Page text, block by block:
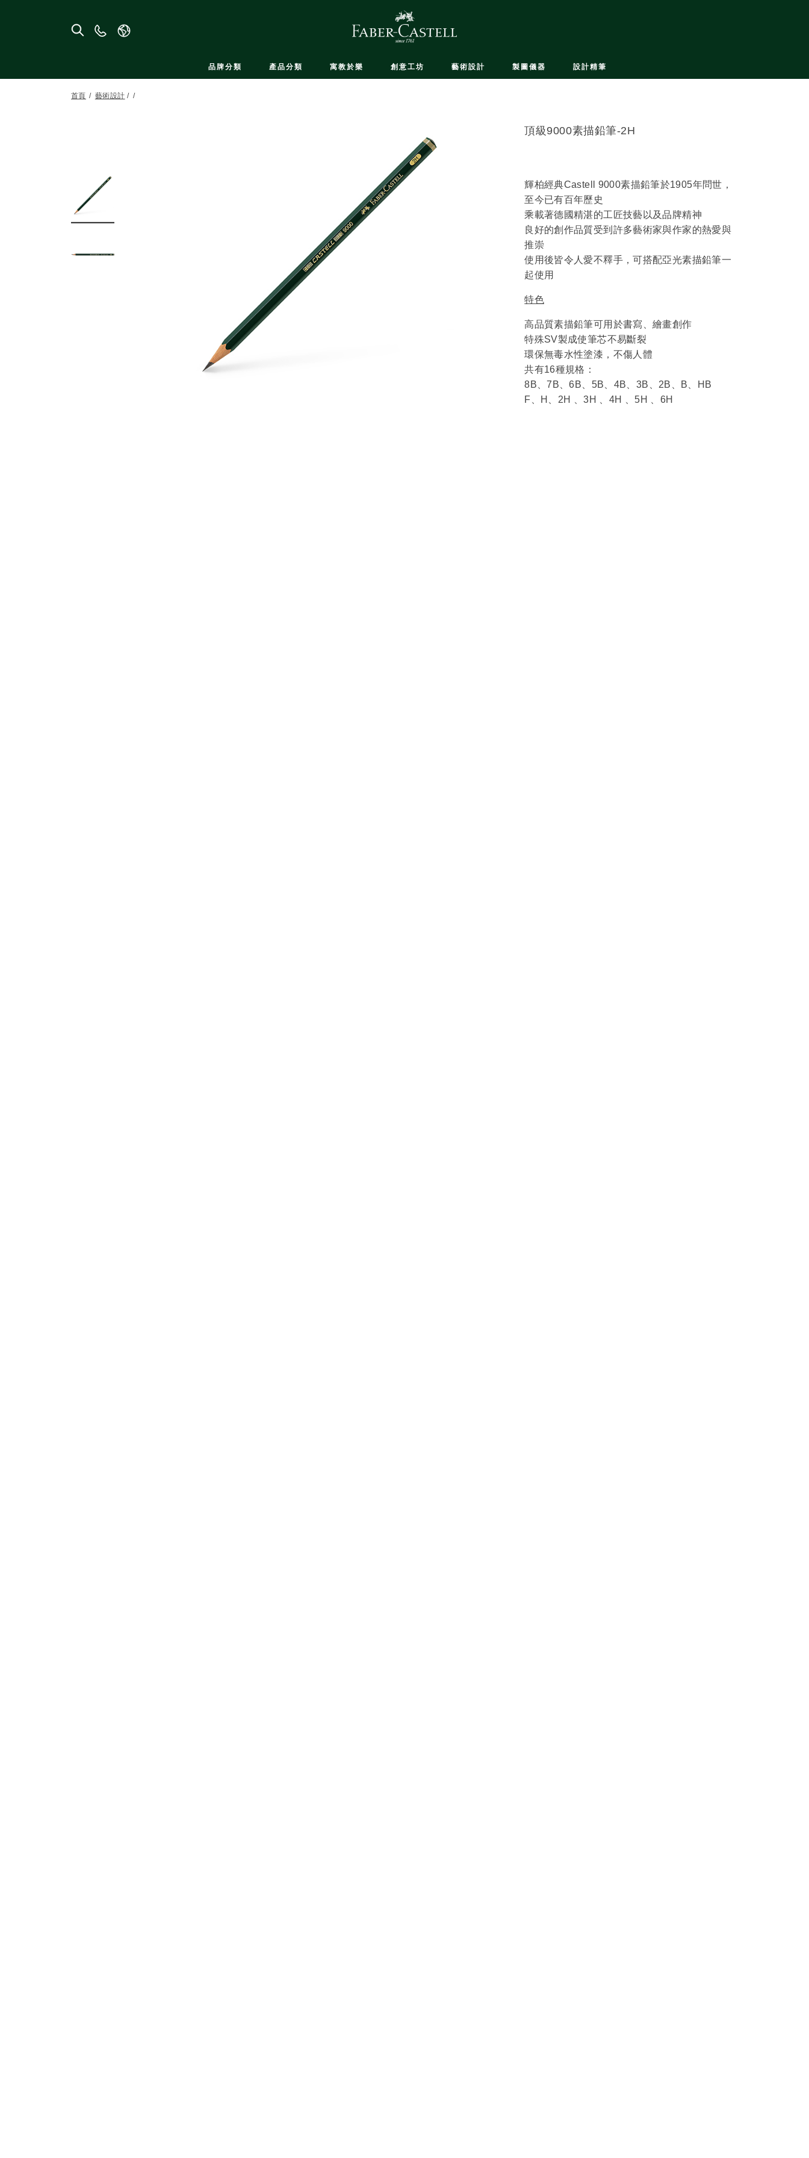
聯
品牌分類 產品分類 寓教於樂 創意工坊 藝術設計 製圖儀器 設計精筆
首頁 藝術設計
頂級9000素描鉛筆-2H
輝柏經典Castell 9000素描鉛筆於1905年問世，
至今已有百年歷史
乘載著德國精湛的工匠技藝以及品牌精神
良好的創作品質受到許多藝術家與作家的熱愛與
推崇
使用後皆令人愛不釋手，可搭配亞光素描鉛筆一
起使用
特色
高品質素描鉛筆可用於書寫、繪畫創作
特殊SV製成使筆芯不易斷裂
環保無毒水性塗漆，不傷人體
共有16種規格：
8B、7B、6B、5B、4B、3B、2B、B、HB
F、H、2H 、3H 、4H 、5H 、6H